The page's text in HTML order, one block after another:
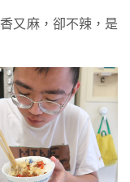
又麻，卻不辣，是